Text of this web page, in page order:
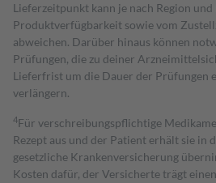
Lieferzeitpunkt kann je nach Region
Produktverfügbarkeit sowie vom
abweichen. Darüber hinaus können
Prüfungen, die zu deiner
Lieferfrist um die Dauer der Prüfungen
verlängern.
4Für verschreibungspflichtige
Rezept aus und der Patient erhält sie in
gesetzliche Krankenversicherung
Kosten dafür, der Versicherte trägt